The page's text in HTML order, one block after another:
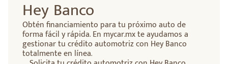
Hey Banco
Obtén financiamiento para tu próximo auto de
forma fácil y rápida. En mycar.mx te ayudamos a
gestionar tu crédito automotriz con Hey Banco
totalmente en línea.